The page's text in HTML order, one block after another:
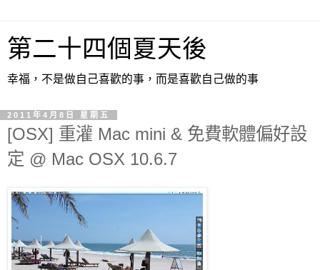
第二十四個夏天後
幸福，不是做自己喜歡的事，而是喜歡自己做的事
2011年4月8日 星期五
[OSX] 重灌 Mac mini & 免費軟體偏好設
定 @ Mac OSX 10.6.7